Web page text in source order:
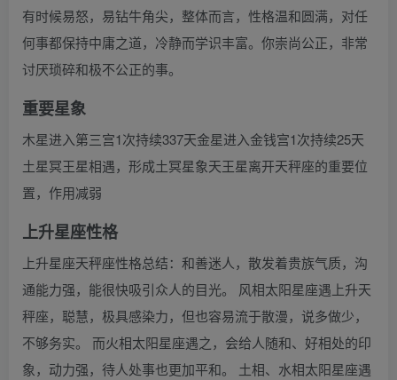
有时候易怒，易钻牛角尖，整体而言，性格温和圆满，对任
何事都保持中庸之道，冷静而学识丰富。你崇尚公正，非常
讨厌琐碎和极不公正的事。
重要星象
木星进入第三宫1次持续337天金星进入金钱宫1次持续25天
土星冥王星相遇，形成土冥星象天王星离开天秤座的重要位
置，作用减弱
上升星座性格
上升星座天秤座性格总结：和善迷人，散发着贵族气质，沟
通能力强，能很快吸引众人的目光。 风相太阳星座遇上升天
秤座，聪慧，极具感染力，但也容易流于散漫，说多做少，
不够务实。 而火相太阳星座遇之，会给人随和、好相处的印
象，动力强，待人处事也更加平和。 土相、水相太阳星座遇